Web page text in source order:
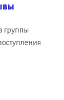
группы